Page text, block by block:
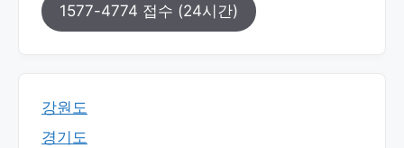
1577-4774 접수 (24시간)
강원도
경기도